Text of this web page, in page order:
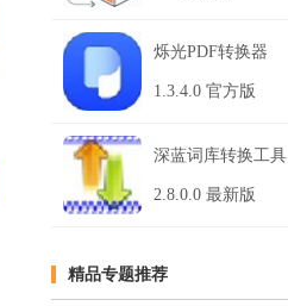
烁光PDF转换器
1.3.4.0 官方版
深蓝词库转换工具
2.8.0.0 最新版
精品专题推荐